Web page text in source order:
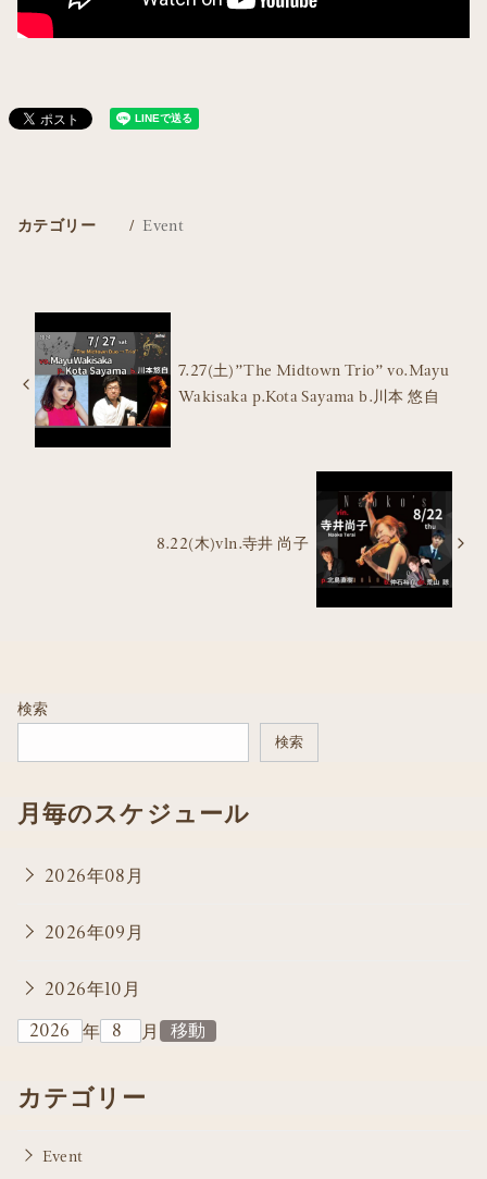
カテゴリー Event
7.27(土)”The Midtown Trio” vo.Mayu
Wakisaka p.Kota Sayama b.川本 悠自
8.22(木)vln.寺井 尚子
検索
検索
月毎のスケジュール
2026年08月
2026年09月
2026年10月
年
月
カテゴリー
Event